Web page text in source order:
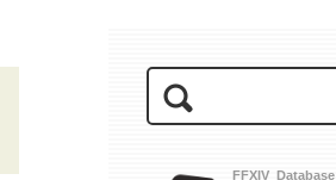
FFXIV_Database